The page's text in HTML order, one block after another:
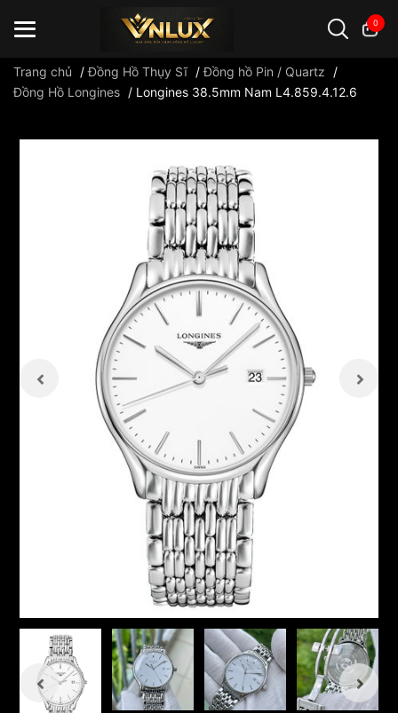
0
Trang chủ /Đồng Hồ Thụy Sĩ /Đồng hồ Pin / Quartz
/
Đồng Hồ Longines / Longines 38.5mm Nam L4.859.4.12.6